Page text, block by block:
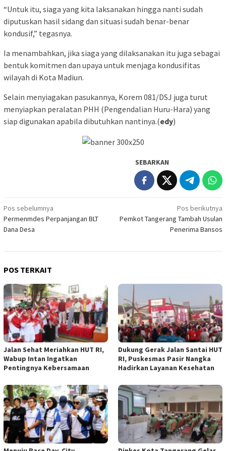
“Untuk itu, siaga yang kita laksanakan hingga nanti sudah
diputuskan hasil sidang dan situasi sudah benar-benar
kondusif,” tegasnya.
Ia menambahkan, jika siaga yang dilaksanakan itu juga sebagai
bentuk komitmen dan upaya untuk menjaga kondusifitas
wilayah di Kota Madiun.
Selain menyiagakan pasukannya, Korem 081/DSJ juga turut
menyiapkan peralatan PHH (Pengendalian Huru-Hara) yang
siap digunakan apabila dibutuhkan nantinya.(edy)
SEBARKAN
Navigasi
pos
Pos sebelumnya
Permenmdes Perpanjangan BLT
Dana Desa
Pos berikutnya
Pemkot Tangerang Tambah Usulan
Penerima Bansos
POS TERKAIT
Jalan Sehat Meriahkan HUT RI,
Wabup Intan Ingatkan
Pentingnya Kebersamaan
Dukung Gerak Jalan Santai HUT
RI, Puskesmas Pasir Nangka
Hadirkan Layanan Kesehatan